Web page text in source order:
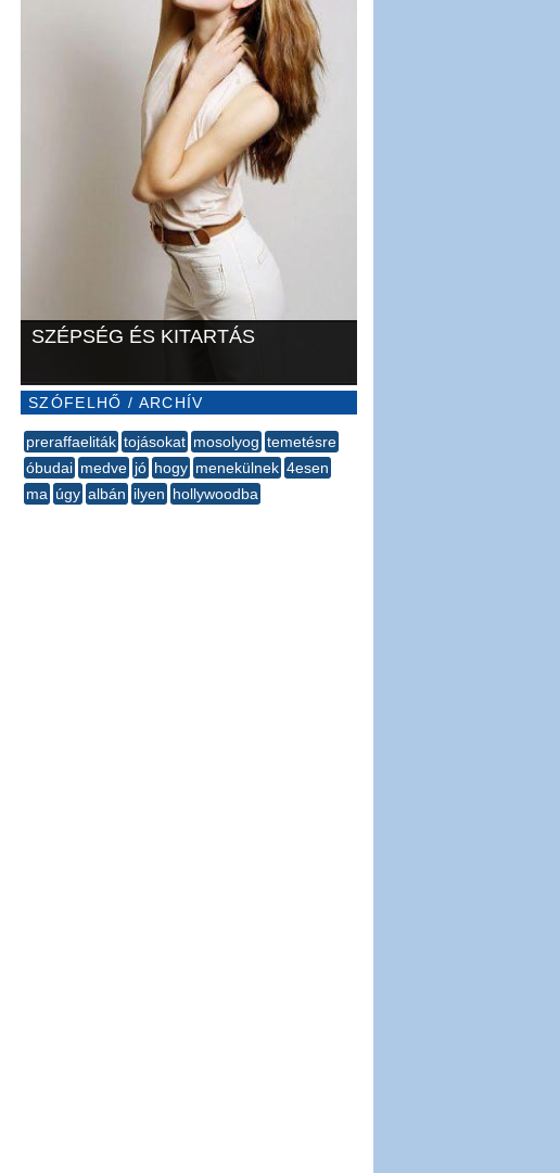
SZÉPSÉG ÉS KITARTÁS
SZÓFELHŐ / ARCHÍV
preraffaeliták tojásokat mosolyog temetésre
óbudai medve jó hogy menekülnek 4esen
ma úgy albán ilyen hollywoodba